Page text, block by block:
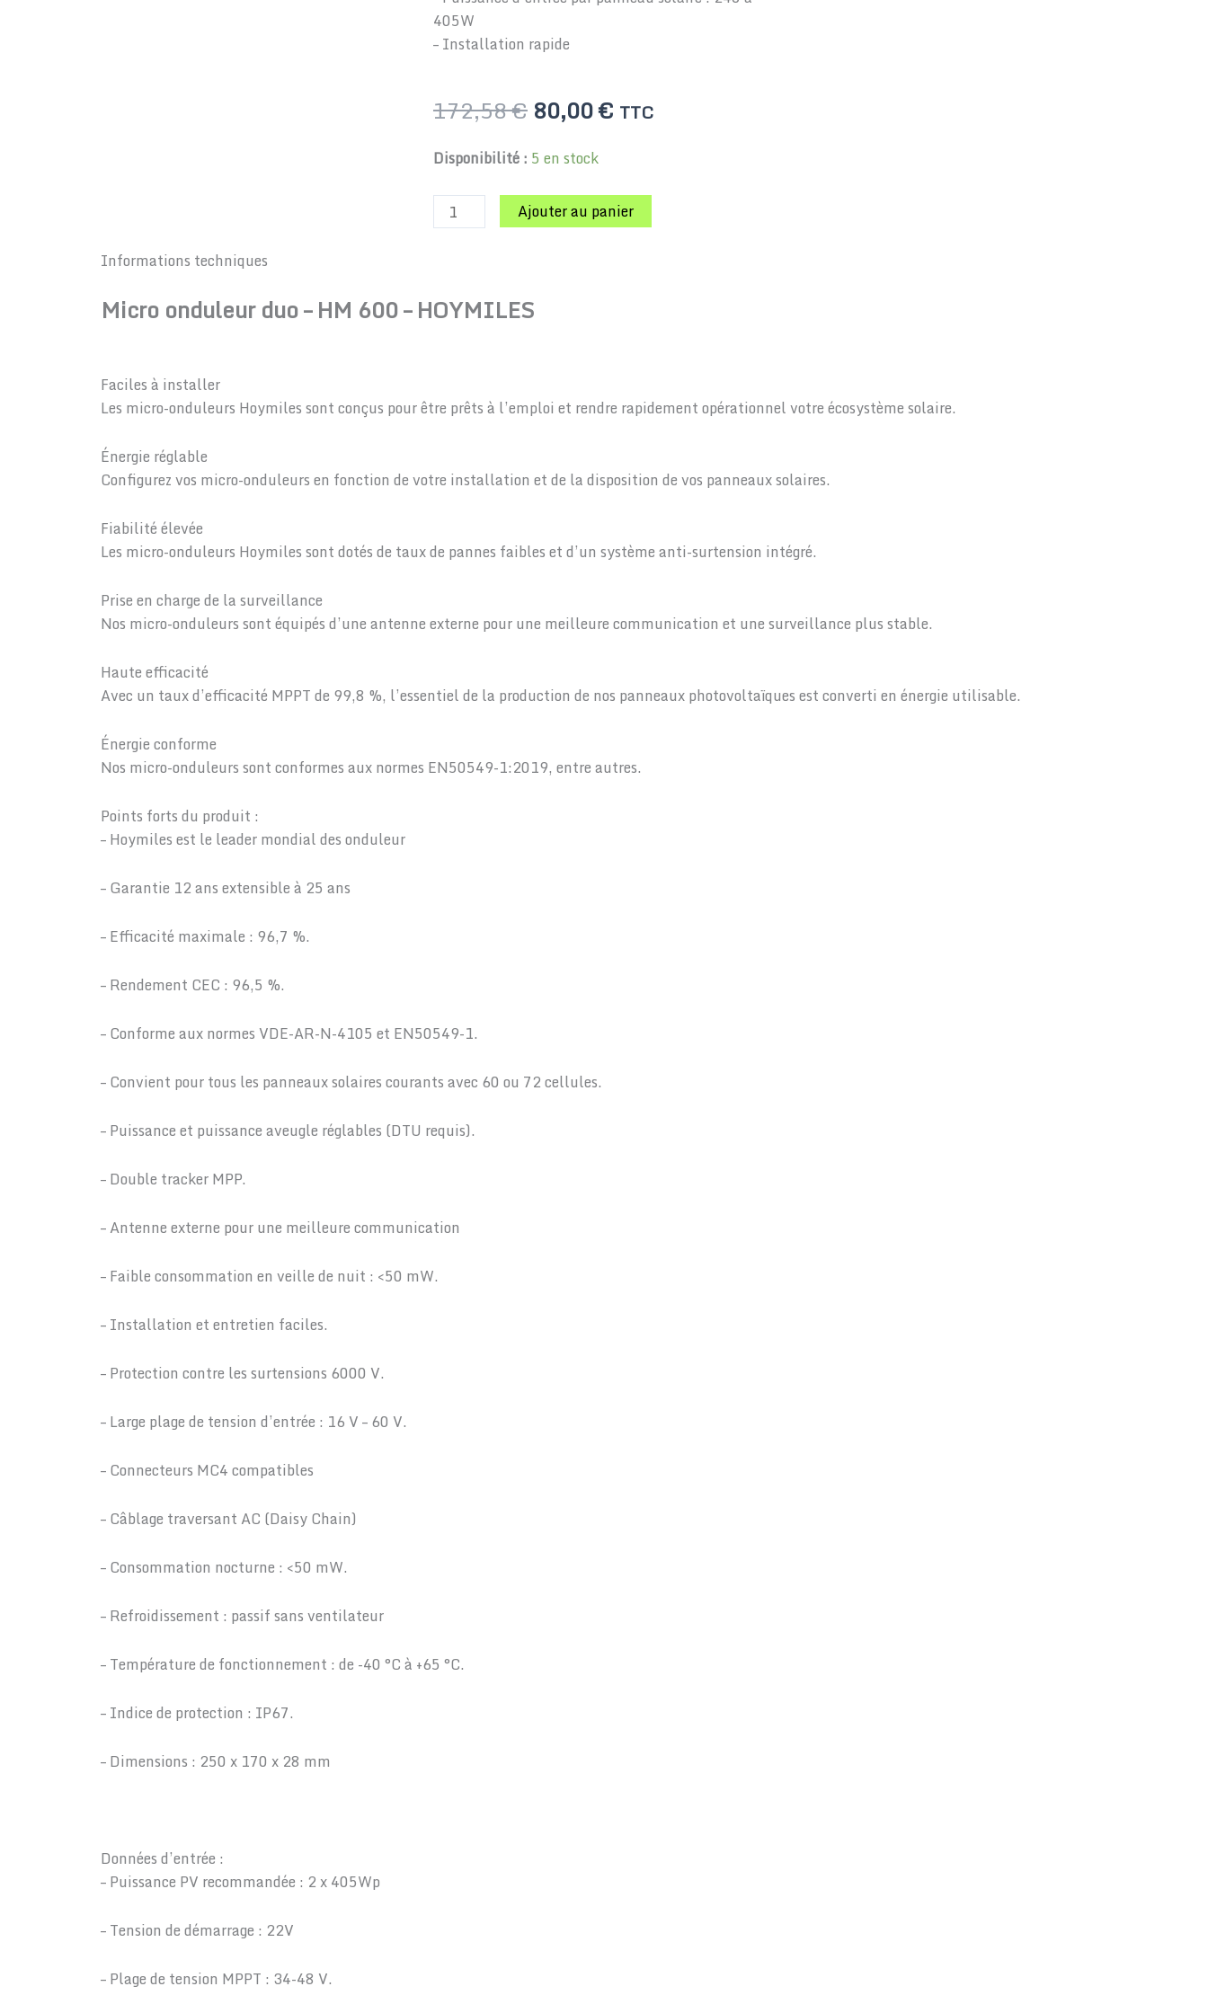
405W
– Installation rapide
172,58€ Le
prix
initial
172,58 €.
80,00€Le
80,00 €.
TTC
Disponibilité : 5 en stock
quantité
Micro-
onduleur
2T
–
Ajouter au panier
Informations techniques
Micro onduleur duo – HM 600 – HOYMILES
Faciles à installer
Les micro-onduleurs Hoymiles sont conçus pour être prêts à l’emploi et rendre rapidement opérationnel votre écosystème solaire.
Énergie réglable
Configurez vos micro-onduleurs en fonction de votre installation et de la disposition de vos panneaux solaires.
Fiabilité élevée
Les micro-onduleurs Hoymiles sont dotés de taux de pannes faibles et d’un système anti-surtension intégré.
Prise en charge de la surveillance
Nos micro-onduleurs sont équipés d’une antenne externe pour une meilleure communication et une surveillance plus stable.
Haute efficacité
Avec un taux d’efficacité MPPT de 99,8 %, l’essentiel de la production de nos panneaux photovoltaïques est converti en énergie utilisable.
Énergie conforme
Nos micro-onduleurs sont conformes aux normes EN50549-1:2019, entre autres.
Points forts du produit :
– Hoymiles est le leader mondial des onduleur
– Garantie 12 ans extensible à 25 ans
– Efficacité maximale : 96,7 %.
– Rendement CEC : 96,5 %.
– Conforme aux normes VDE-AR-N-4105 et EN50549-1.
– Convient pour tous les panneaux solaires courants avec 60 ou 72 cellules.
– Puissance et puissance aveugle réglables (DTU requis).
– Double tracker MPP.
– Antenne externe pour une meilleure communication
– Faible consommation en veille de nuit : <50 mW.
– Installation et entretien faciles.
– Protection contre les surtensions 6000 V.
– Large plage de tension d’entrée : 16 V – 60 V.
– Connecteurs MC4 compatibles
– Câblage traversant AC (Daisy Chain)
– Consommation nocturne : <50 mW.
– Refroidissement : passif sans ventilateur
– Température de fonctionnement : de -40 °C à +65 °C.
– Indice de protection : IP67.
– Dimensions : 250 x 170 x 28 mm
Données d’entrée :
– Puissance PV recommandée : 2 x 405Wp
– Tension de démarrage : 22V
– Plage de tension MPPT : 34-48 V.